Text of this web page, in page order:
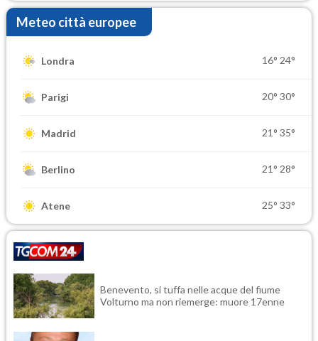
Meteo città europee
Londra 16° 24°
Parigi 20° 30°
Madrid 21° 35°
Berlino 21° 28°
Atene 25° 33°
Benevento, si tuffa nelle acque del fiume
Volturno ma non riemerge: muore 17enne